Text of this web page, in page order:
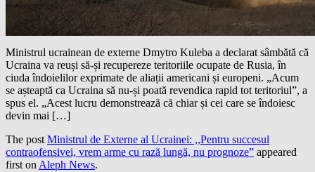
Ministrul ucrainean de externe Dmytro Kuleba a declarat sâmbătă că
Ucraina va reuși să-și recupereze teritoriile ocupate de Rusia, în
ciuda îndoielilor exprimate de aliații americani și europeni. „Acum
se așteaptă ca Ucraina să nu-și poată revendica rapid tot teritoriul”, a
spus el. „Acest lucru demonstrează că chiar și cei care se îndoiesc
devin mai […]
The post Ministrul de Externe al Ucrainei: ,,Pentru succesul
contraofensivei, vrem arme cu rază lungă, nu prognoze” appeared
first on Aleph News.